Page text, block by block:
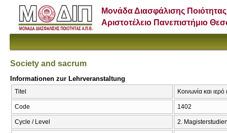
Μονάδα Διασφάλισης Ποιότητας
Αριστοτέλειο Πανεπιστήμιο
Society and sacrum
Informationen zur Lehrveranstaltung
Titel Κοινωνία και
Code 1402
Cycle / Level 2.